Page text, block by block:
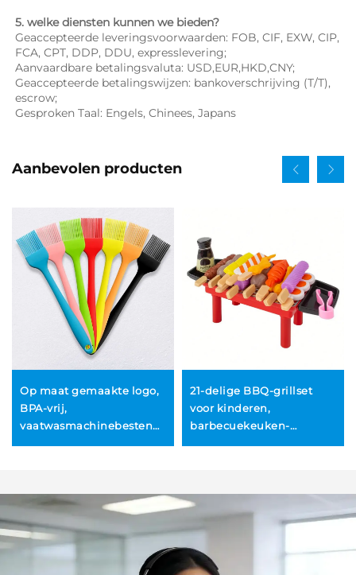
5. welke diensten kunnen we bieden?
Geaccepteerde leveringsvoorwaarden: FOB, CIF, EXW, CIP,
FCA, CPT, DDP, DDU, expresslevering;
Aanvaardbare betalingsvaluta: USD,EUR,HKD,CNY;
Geaccepteerde betalingswijzen: bankoverschrijving (T/T),
escrow;
Gesproken Taal: Engels, Chinees, Japans
Aanbevolen producten
Op maat gemaakte logo,
BPA-vrij,
vaatwasmachinebestendig,
kleurrijk
21-delige BBQ-grillset
voor kinderen,
barbecuekeuken-
peuter